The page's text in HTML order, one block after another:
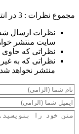
مجموع نظرات : 3 در
نظرات ارسال
سایت منتشر
نظراتی که حاوی
نظراتی که به
منتشر نخواهد